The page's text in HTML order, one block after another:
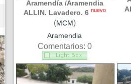
Aramendía /Aramendia
ALLIN. Lavadero. 6 nuevo
(MCM)
Aramendia
Comentarios: 0